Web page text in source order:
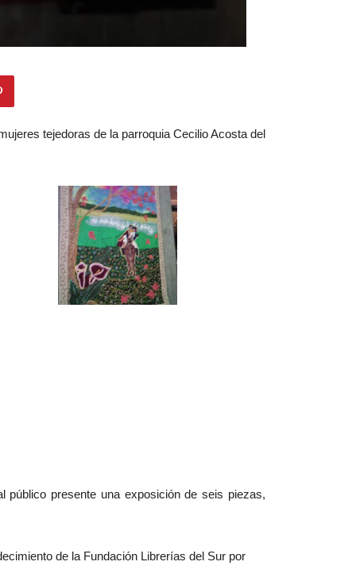
tejedoras de la parroquia Cecilio Acosta del
público presente una exposición de seis piezas,
de la Fundación Librerías del Sur por